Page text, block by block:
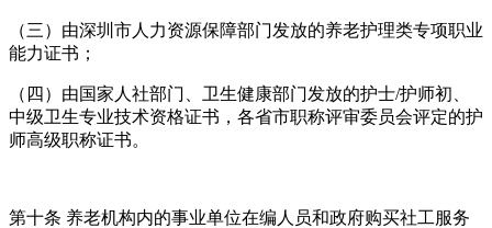
（三）由深圳市人力资源保障部门发放的养老护理类专项职业
能力证书；
（四）由国家人社部门、卫生健康部门发放的护士/护师初、
中级卫生专业技术资格证书，各省市职称评审委员会评定的护
师高级职称证书。
第十条 养老机构内的事业单位在编人员和政府购买社工服务